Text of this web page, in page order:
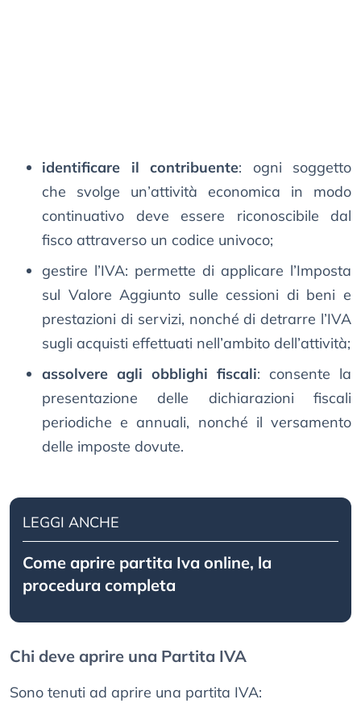
identificare il contribuente: ogni soggetto
che svolge un’attività economica in modo
continuativo deve essere riconoscibile dal
fisco attraverso un codice univoco;
gestire l’IVA: permette di applicare l’Imposta
sul Valore Aggiunto sulle cessioni di beni e
prestazioni di servizi, nonché di detrarre l’IVA
sugli acquisti effettuati nell’ambito dell’attività;
assolvere agli obblighi fiscali: consente la
presentazione delle dichiarazioni fiscali
periodiche e annuali, nonché il versamento
delle imposte dovute.
LEGGI ANCHE
Come aprire partita Iva online, la
procedura completa
Chi deve aprire una Partita IVA
Sono tenuti ad aprire una partita IVA: